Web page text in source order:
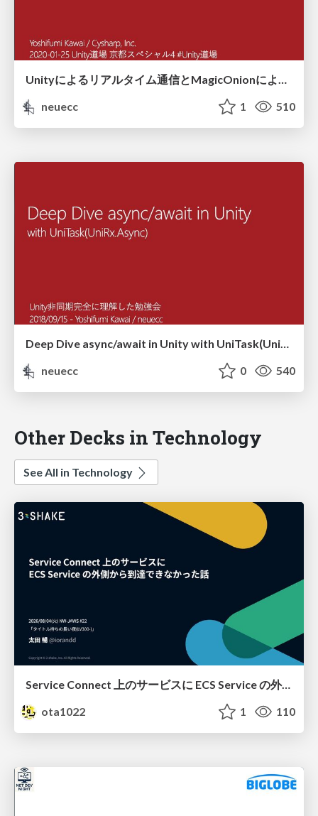
Unityによるリアルタイム通信とMagicOnionによるC#大統一理論の実現
neuecc
1 510
Deep Dive async/await in Unity with UniTask(UniRx.Async)
neuecc
0 540
Other Decks in Technology
See All in Technology
Service Connect 上のサービスに ECS Service の外側から到達できなかった話
ota1022
1 110